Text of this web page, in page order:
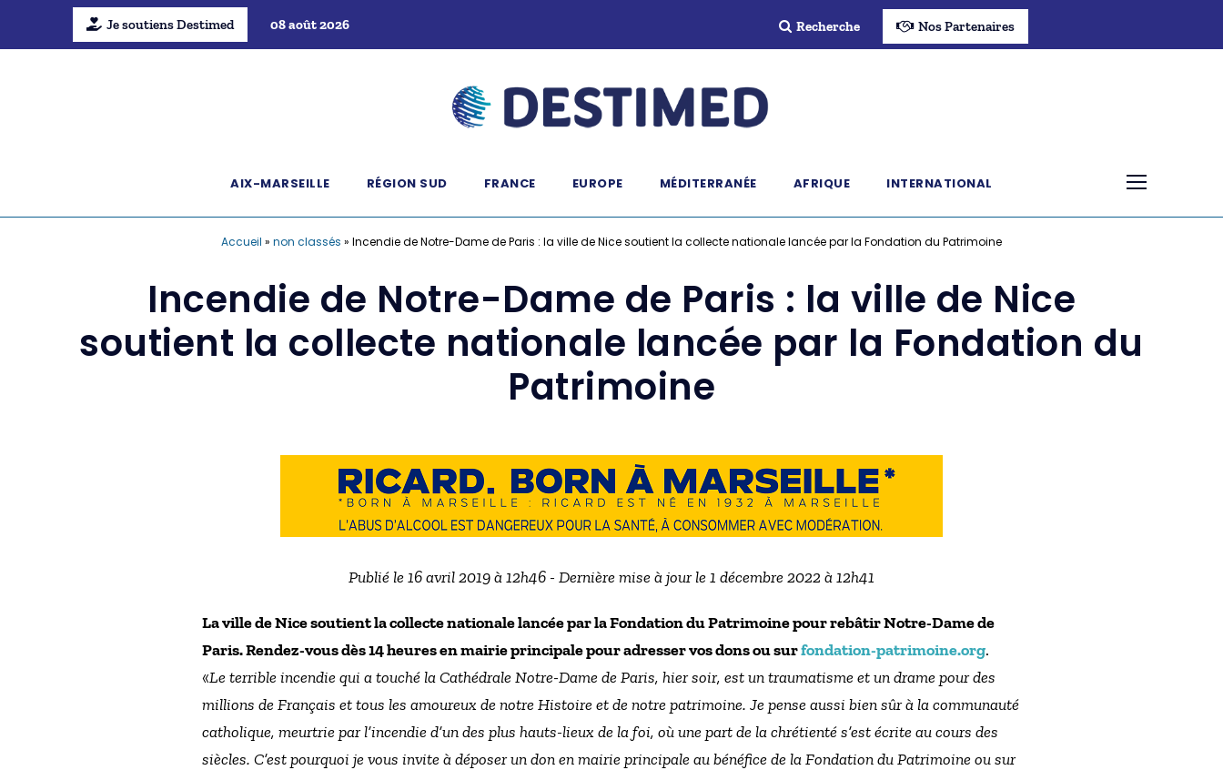
Je soutiens Destimed 08 août 2026 Recherche Nos Partenaires
AIX-MARSEILLE RÉGION SUD FRANCE EUROPE MÉDITERRANÉE AFRIQUE INTERNATIONAL
Accueil » non classés » Incendie de Notre-Dame de Paris : la ville de Nice soutient la collecte nationale lancée par la Fondation du Patrimoine
Incendie de Notre-Dame de Paris : la ville de Nice
soutient la collecte nationale lancée par la Fondation du
Patrimoine
Publié le 16 avril 2019 à 12h46 - Dernière mise à jour le 1 décembre 2022 à 12h41
La ville de Nice soutient la collecte nationale lancée par la Fondation du Patrimoine pour rebâtir Notre-Dame de
Paris. Rendez-vous dès 14 heures en mairie principale pour adresser vos dons ou surfondation-patrimoine.org.
«Le terrible incendie qui a touché la Cathédrale Notre-Dame de Paris, hier soir, est un traumatisme et un drame pour des
millions de Français et tous les amoureux de notre Histoire et de notre patrimoine. Je pense aussi bien sûr à la communauté
catholique, meurtrie par l’incendie d’un des plus hauts-lieux de la foi, où une part de la chrétienté s’est écrite au cours des
siècles. C’est pourquoi je vous invite à déposer un don en mairie principale au bénéfice de la Fondation du Patrimoine ou sur